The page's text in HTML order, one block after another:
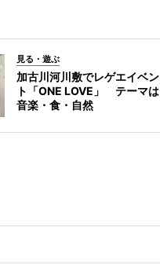
見る・遊ぶ
加古川河川敷でレゲエイベン
ト「ONE LOVE」 テーマは
音楽・食・自然